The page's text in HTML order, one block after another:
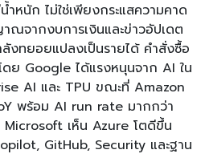
หนัก ไม่ใช่เพียงกระแสความคาด
จากงบการเงินและข่าวอัปเดต
งทยอยแปลงเป็นรายได้ คำสั่งซื้อ
ย Google ได้แรงหนุนจาก AI ใน
AI และ TPU ขณะที่ Amazon
พร้อม AI run rate มากกว่า
เห็น Azure โตดีขึ้น
GitHub, Security และฐาน